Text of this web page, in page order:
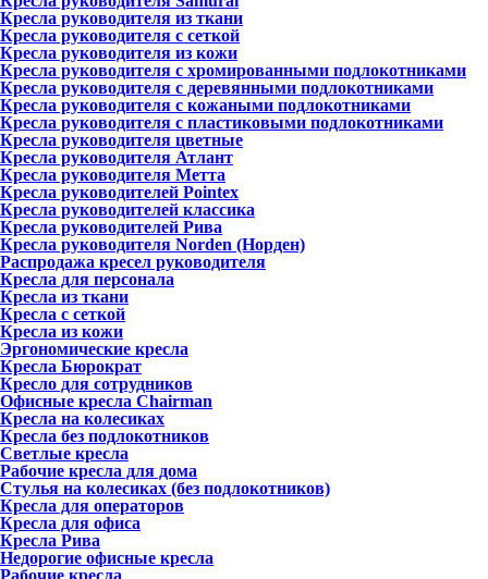
Кресла руководителя из ткани
Кресла руководителя с сеткой
Кресла руководителя из кожи
Кресла руководителя с хромированными подлокотниками
Кресла руководителя с деревянными подлокотниками
Кресла руководителя с кожаными подлокотниками
Кресла руководителя с пластиковыми подлокотниками
Кресла руководителя цветные
Кресла руководителя Атлант
Кресла рyководителя Метта
Кресла руководителей Pointex
Кресла руководителей классика
Кресла руководителей Рива
Кресла руководителя Norden (Норден)
Распродажа кресел руководителя
Кресла для персонала
Кресла из ткани
Кресла с сеткой
Кресла из кожи
Эргономические кресла
Кресла Бюрократ
Кресло для сотрудников
Офисные кресла Chairman
Кресла на колесиках
Кресла без подлокотников
Светлые кресла
Рабочие кресла для дома
Стулья на колесиках (без подлокотников)
Кресла для операторов
Кресла для офиса
Кресла Рива
Недорогие офисные кресла
Рабочие кресла